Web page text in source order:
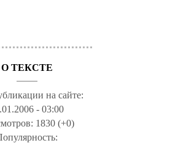
О ТЕКСТЕ
на сайте:
- 03:00
1830 (+0)